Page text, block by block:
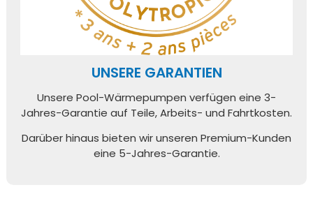
UNSERE GARANTIEN
Unsere Pool-Wärmepumpen verfügen eine 3-
Jahres-Garantie auf Teile, Arbeits- und Fahrtkosten.
Darüber hinaus bieten wir unseren Premium-Kunden
eine 5-Jahres-Garantie.